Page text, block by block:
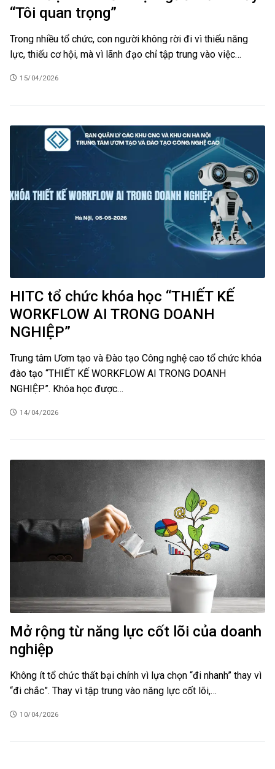
“Tôi quan trọng”
Trong nhiều tổ chức, con người không rời đi vì thiếu năng
lực, thiếu cơ hội, mà vì lãnh đạo chỉ tập trung vào việc…
15/04/2026
HITC tổ chức khóa học “THIẾT KẾ
WORKFLOW AI TRONG DOANH
NGHIỆP”
Trung tâm Ươm tạo và Đào tạo Công nghệ cao tổ chức khóa
đào tạo “THIẾT KẾ WORKFLOW AI TRONG DOANH
NGHIỆP”. Khóa học được…
14/04/2026
Mở rộng từ năng lực cốt lõi của doanh
nghiệp
Không ít tổ chức thất bại chính vì lựa chọn “đi nhanh” thay vì
“đi chắc”. Thay vì tập trung vào năng lực cốt lõi,…
10/04/2026